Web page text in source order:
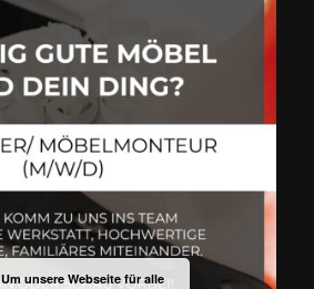
Um unsere Webseite für alle